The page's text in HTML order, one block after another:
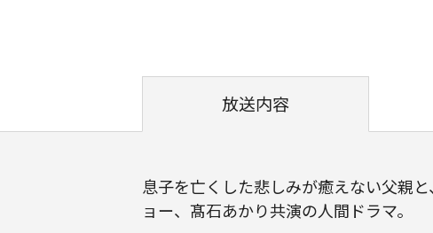
放送内容
息子を亡くした悲しみが癒えない父親
ョー、髙石あかり共演の人間ドラマ。